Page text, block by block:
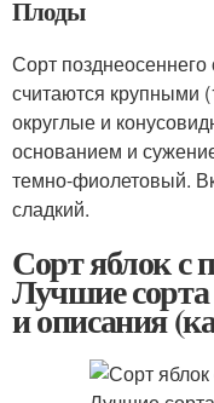
Плоды
Сорт
считаются крупными
округлые и
основанием и
темно-фиолетовый.
сладкий.
Сорт яблок с
Лучшие
и описания